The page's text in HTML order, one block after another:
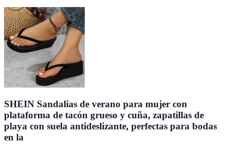
SHEIN Sandalias de verano para mujer con
plataforma de tacón grueso y cuña, zapatillas de
playa con suela antideslizante, perfectas para bodas
en la